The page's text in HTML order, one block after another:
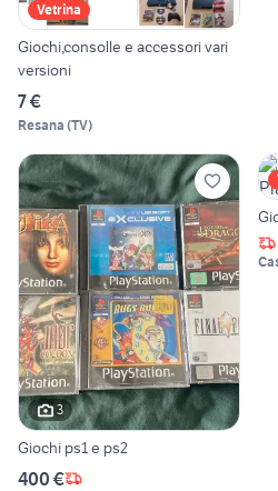
Vetrina
Giochi,consolle e accessori vari
versioni
7 €
Resana (TV)
3
Giochi ps1 e ps2
400 €